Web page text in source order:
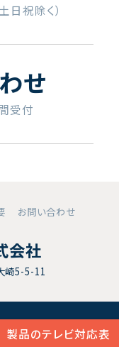
製品のテレビ対応表
日祝除く）
せ
受付
お問い合わせ
会社
崎5-5-11